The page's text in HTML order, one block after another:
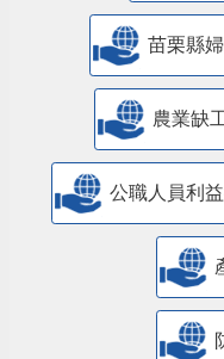
苗栗縣
農業缺
公職人員利